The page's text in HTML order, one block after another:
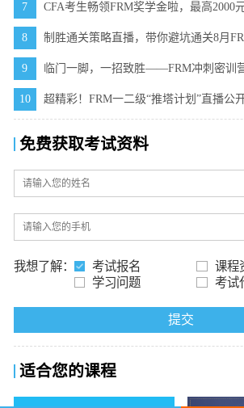
7 CFA考生畅领FRM奖学金啦，最高2000元
8 制胜通关策略直播，带你避坑通关8月
9 临门一脚，一招致胜——FRM冲刺密训
10 超精彩！FRM一二级“推塔计划”直播公开
免费获取考试资料
我想了解： 考试报名
课程
学习问题
考试
提交
适合您的课程